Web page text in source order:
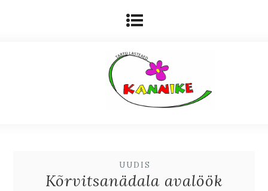
UUDIS
Kõrvitsanädala avalöök